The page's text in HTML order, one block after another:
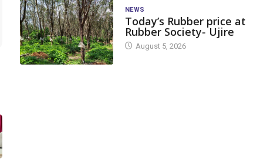
NEWS
Today’s Rubber price at
Rubber Society- Ujire
August 5, 2026